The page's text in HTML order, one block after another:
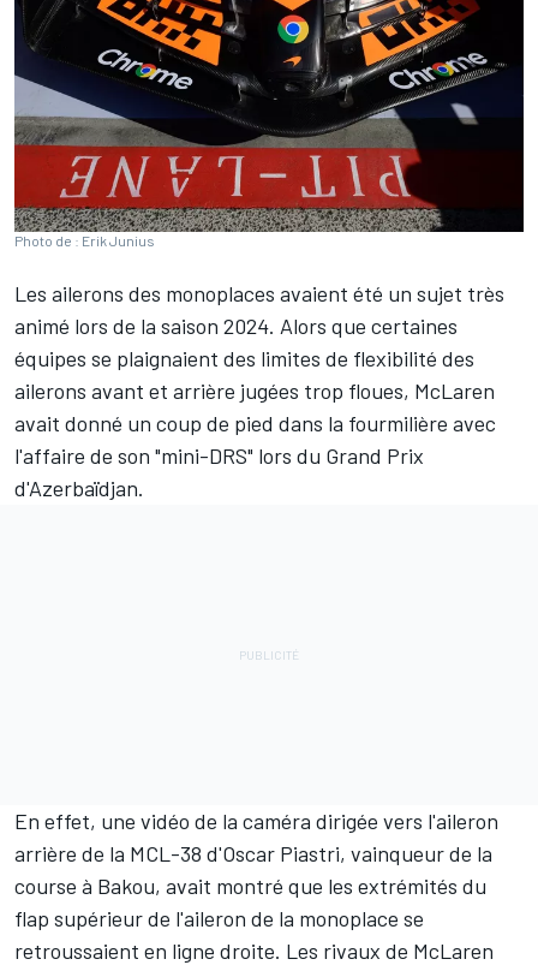
Photo de : Erik Junius
Les ailerons des monoplaces avaient été un sujet très
animé lors de la saison 2024. Alors que certaines
équipes se plaignaient des limites de flexibilité des
ailerons avant et arrière jugées trop floues, McLaren
avait donné un coup de pied dans la fourmilière avec
l'affaire de son "mini-DRS" lors du Grand Prix
d'Azerbaïdjan.
En effet, une vidéo de la caméra dirigée vers l'aileron
arrière de la MCL-38 d'Oscar Piastri, vainqueur de la
course à Bakou, avait montré que les extrémités du
flap supérieur de l'aileron de la monoplace se
retroussaient en ligne droite. Les rivaux de McLaren